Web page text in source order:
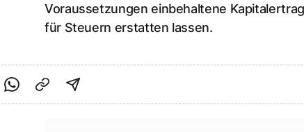
Voraussetzungen einbehaltene
für Steuern erstatten lassen.
teilen
Twitter teilen
Per Link teilen
shareViaEmail